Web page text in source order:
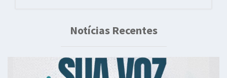
Notícias Recentes